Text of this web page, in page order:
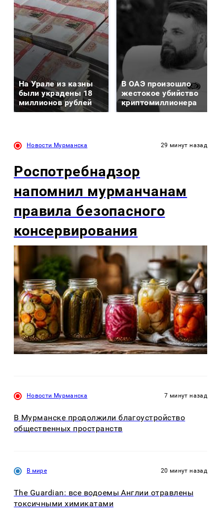
На Урале из казны
были украдены 18
миллионов рублей
В ОАЭ произошло
жестокое убийство
криптомиллионера
Новости Мурманска 29 минут назад
Роспотребнадзор
напомнил мурманчанам
правила безопасного
консервирования
Новости Мурманска 7 минут назад
В Мурманске продолжили благоустройство
общественных пространств
В мире 20 минут назад
The Guardian: все водоемы Англии отравлены
токсичными химикатами